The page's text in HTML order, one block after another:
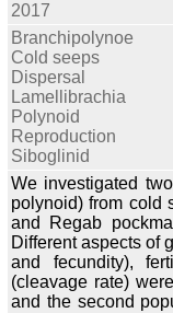
2017
Branchipolynoe
Cold seeps
Dispersal
Lamellibrachia
Polynoid
Reproduction
Siboglinid
We investigated
polynoid) from cold
and Regab
Different aspects of
and fecundity),
(cleavage rate)
and the second